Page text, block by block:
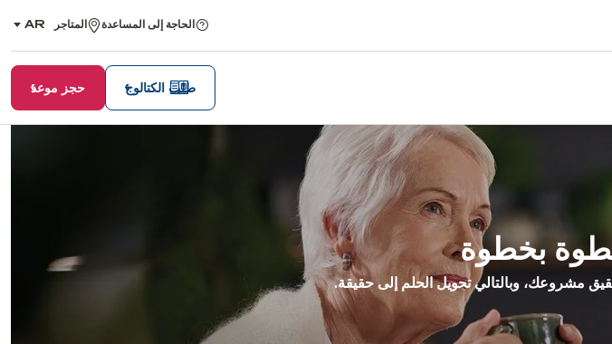
الحاجة إلى المساعدة المتاجر AR,
حجز موعد طلب الكتالوج
بخطوة
وبالتالي تحويل الحلم إلى حقيقة.